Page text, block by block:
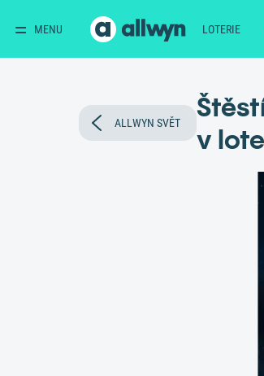
MENU LOTERIE
ALLWYN SVĚT
v